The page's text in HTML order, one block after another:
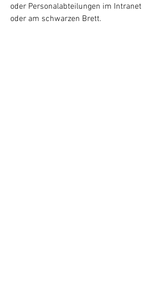
oder Personalabteilungen im Intranet
oder am schwarzen Brett.